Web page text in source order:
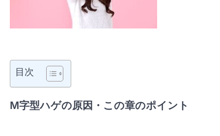
目次
M字型ハゲの原因・この章のポイント